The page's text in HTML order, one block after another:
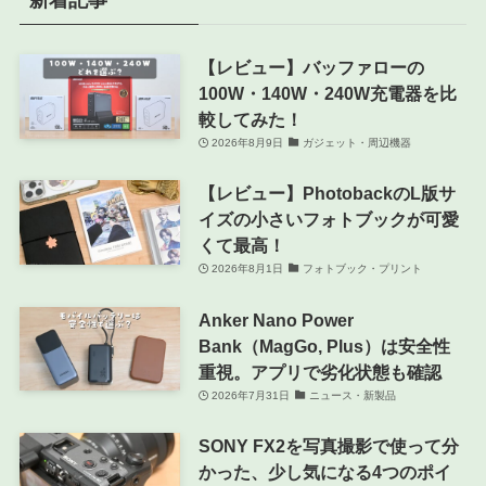
【レビュー】バッファローの
100W・140W・240W充電器を比
較してみた！
2026年8月9日 ガジェット・周辺機器
【レビュー】PhotobackのL版サ
イズの小さいフォトブックが可愛
くて最高！
2026年8月1日 フォトブック・プリント
Anker Nano Power
Bank（MagGo, Plus）は安全性
重視。アプリで劣化状態も確認
2026年7月31日 ニュース・新製品
SONY FX2を写真撮影で使って分
かった、少し気になる4つのポイ